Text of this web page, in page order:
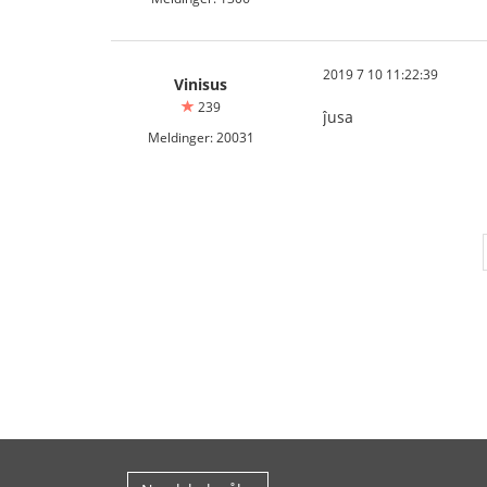
Vinisus
239
Meldinger: 20031
2019 7 10 11:22:39
ĵusa